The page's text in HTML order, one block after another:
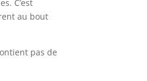
C’est
au bout
pas de